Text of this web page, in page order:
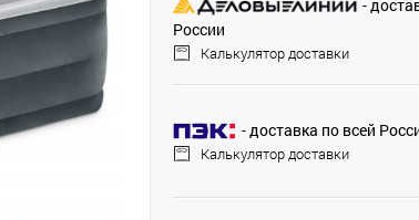
-
России
Калькулятор доставки
- доставка по всей
Калькулятор доставки